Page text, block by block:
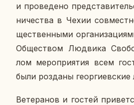
и про­ве­де­но
ни­че­ства в Чехии
ще­ствен­ны­ми
Об­ще­ством Лю­дви­ка
лом ме­ро­при­я­тия всем
были роз­да­ны ге­ор­ги­ев­ские
Ве­те­ра­нов и гостей